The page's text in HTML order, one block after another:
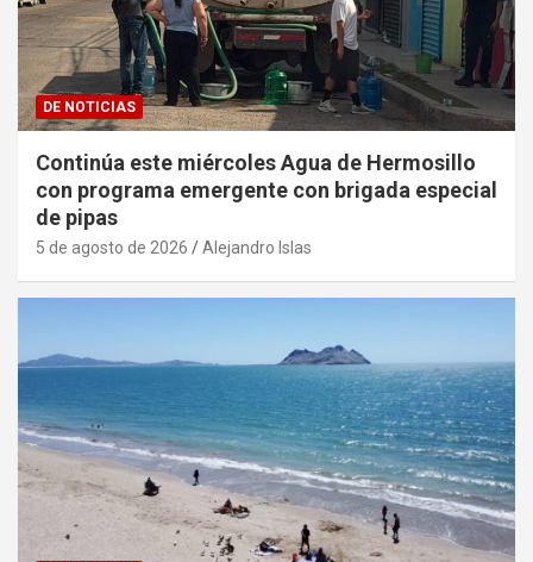
DE NOTICIAS
Continúa este miércoles Agua de Hermosillo
con programa emergente con brigada especial
de pipas
5 de agosto de 2026 Alejandro Islas